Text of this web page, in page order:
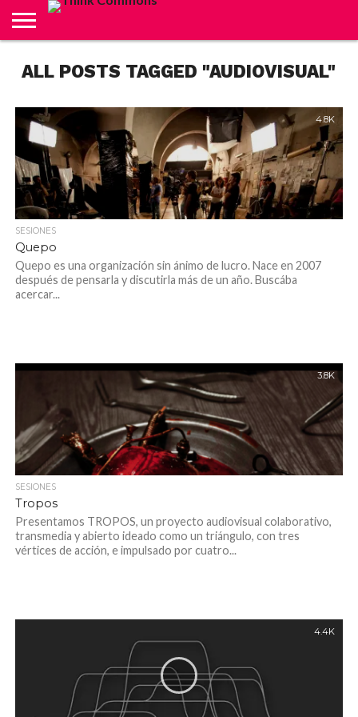
CARRITO
CONTACTO
CRÉDITOS
FINALIZAR
COMPRA
INICIO
LIVE
MI
CUENTA
TIENDA
ALL POSTS TAGGED "AUDIOVISUAL"
4.8K
SESIONES
Quepo
Quepo es una organización sin ánimo de lucro. Nace en 2007
después de pensarla y discutirla más de un año. Buscába
acercar...
3.8K
SESIONES
Tropos
Presentamos TROPOS, un proyecto audiovisual colaborativo,
transmedia y abierto ideado como un triángulo, con tres
vértices de acción, e impulsado por cuatro...
4.4K